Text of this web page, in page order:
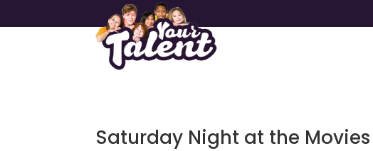
Saturday Night at the Movies